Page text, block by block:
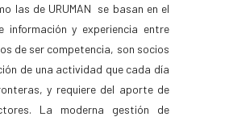
las de URUMAN se basan en el
información y experiencia entre
de ser competencia, son socios
de una actividad que cada día
y requiere del aporte de
La moderna gestión de